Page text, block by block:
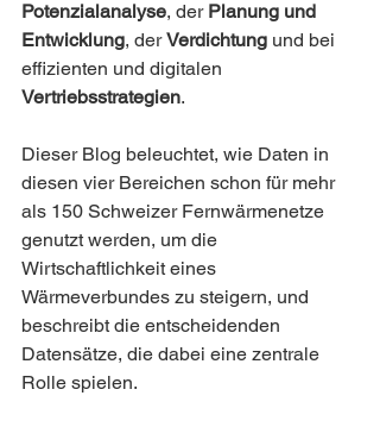
Potenzialanalyse, der Planung und
Entwicklung, der Verdichtung und bei
effizienten und digitalen
Vertriebsstrategien.
Dieser Blog beleuchtet, wie Daten in
diesen vier Bereichen schon für mehr
als 150 Schweizer Fernwärmenetze
genutzt werden, um die
Wirtschaftlichkeit eines
Wärmeverbundes zu steigern, und
beschreibt die entscheidenden
Datensätze, die dabei eine zentrale
Rolle spielen.